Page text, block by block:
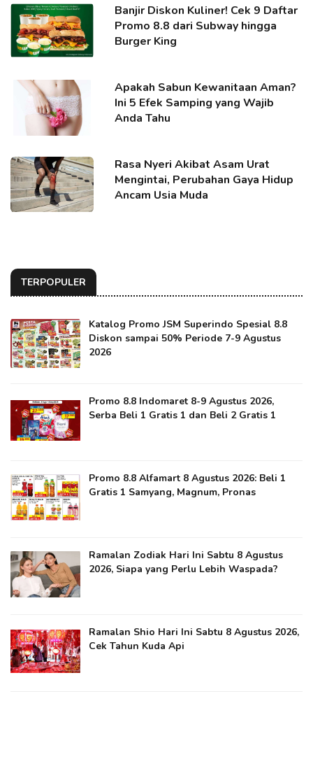
Banjir Diskon Kuliner! Cek 9 Daftar
Promo 8.8 dari Subway hingga
Burger King
Apakah Sabun Kewanitaan Aman?
Ini 5 Efek Samping yang Wajib
Anda Tahu
Rasa Nyeri Akibat Asam Urat
Mengintai, Perubahan Gaya Hidup
Ancam Usia Muda
TERPOPULER
Katalog Promo JSM Superindo Spesial 8.8
Diskon sampai 50% Periode 7-9 Agustus
2026
Promo 8.8 Indomaret 8-9 Agustus 2026,
Serba Beli 1 Gratis 1 dan Beli 2 Gratis 1
Promo 8.8 Alfamart 8 Agustus 2026: Beli 1
Gratis 1 Samyang, Magnum, Pronas
Ramalan Zodiak Hari Ini Sabtu 8 Agustus
2026, Siapa yang Perlu Lebih Waspada?
Ramalan Shio Hari Ini Sabtu 8 Agustus 2026,
Cek Tahun Kuda Api